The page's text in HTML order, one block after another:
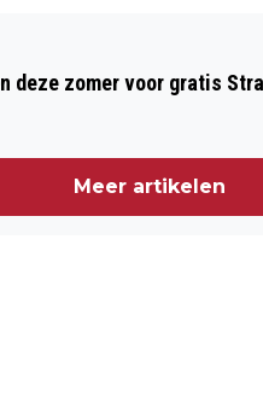
deze zomer voor gratis
Meer artikelen